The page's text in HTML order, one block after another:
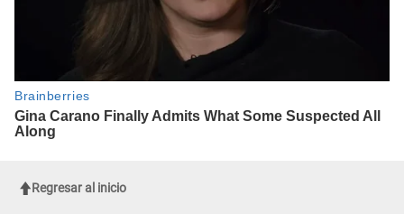
Regresar al inicio